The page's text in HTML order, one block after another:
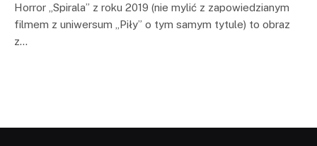
Horror „Spirala” z roku 2019 (nie mylić z zapowiedzianym
filmem z uniwersum „Piły” o tym samym tytule) to obraz
z…